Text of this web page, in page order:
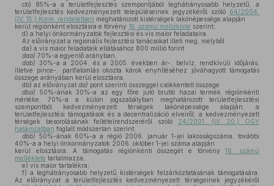
cb) 85%-a a területfejlesztés szempontjából leghátrányosabb helyzetű, a
területfejlesztés kedvezményezett településeinek jegyzékéről szóló 64/2004.
(IV. 15.) Korm. rendeletben meghatározott kistérségek lakónépessége alapján
kerül régiónként elosztásra e törvény 16. számú melléklete szerint;
d) a helyi önkormányzatok fejlesztési és vis maior feladataira.
Az előirányzat a regionális fejlesztési tanácsokat illeti meg, melyből
da) a vis maior feladataik ellátásához 800 millió forint
daa) 70%-a egyenlő arányban,
dab) 30%-a a 2004. és a 2005. években ár-, belvíz, rendkívüli időjárás,
illetve pince-, partfalomlás okozta károk enyhítéséhez jóváhagyott támogatás
összege arányában kerül elosztásra,
db) az előirányzat da) pont szerinti összeggel csökkentett összege
dba) 50%-ának 30%-a az egy főre jutó bruttó hazai termék régiónkénti
mértéke, 70%-a a külön jogszabályban meghatározott területfejlesztési
szempontból kedvezményezett térségek lakónépessége alapján, a
területfejlesztési támogatások és a decentralizáció elveiről, a kedvezményezett
térségek besorolásának feltételrendszeréről szóló 24/2001. (IV. 20.) OGY
határozatban foglalt módszertan szerint,
dbb) 50%-ának 60%-a a régió 2006. január 1-jei lakosságszáma, további
40%-a a helyi önkormányzatok 2006. október 1-jei száma alapján
kerül elosztásra. A támogatás régiónkénti összegét e törvény16. számú
melléklete tartalmazza;
e) vis maior tartalékra;
f) a leghátrányosabb helyzetű kistérségek felzárkóztatásának támogatására.
Az előirányzat a területfejlesztés kedvezményezett térségeinek jegyzékéről